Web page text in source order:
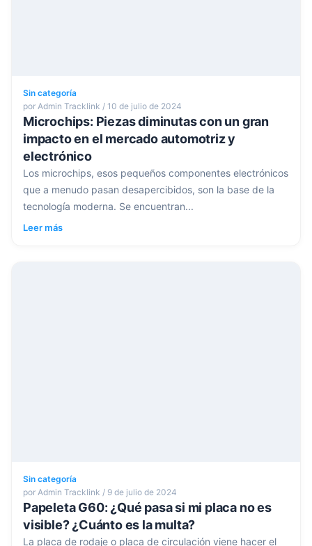
Sin categoría
por Admin Tracklink / 10 de julio de 2024
Microchips: Piezas diminutas con un gran
impacto en el mercado automotriz y
electrónico
Los microchips, esos pequeños componentes electrónicos
que a menudo pasan desapercibidos, son la base de la
tecnología moderna. Se encuentran...
Leer más
Sin categoría
por Admin Tracklink / 9 de julio de 2024
Papeleta G60: ¿Qué pasa si mi placa no es
visible? ¿Cuánto es la multa?
La placa de rodaje o placa de circulación viene hacer el